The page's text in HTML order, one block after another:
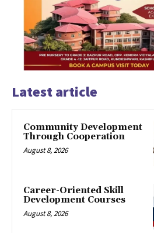
Latest article
Community Development
Through Cooperation
August 8, 2026
Career-Oriented Skill
Development Courses
August 8, 2026